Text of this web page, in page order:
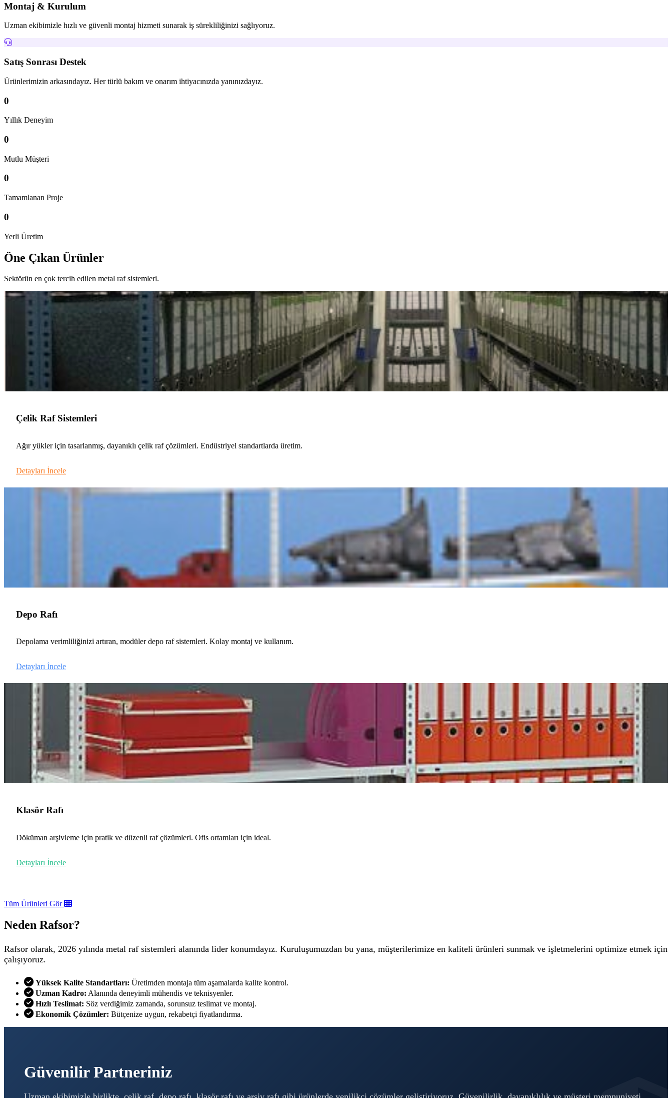
Montaj & Kurulum
Uzman ekibimizle hızlı ve güvenli montaj hizmeti sunarak iş sürekliliğinizi sağlıyoruz.
Satış Sonrası Destek
Ürünlerimizin arkasındayız. Her türlü bakım ve onarım ihtiyacınızda yanınızdayız.
0
Yıllık Deneyim
0
Mutlu Müşteri
0
Tamamlanan Proje
0
Yerli Üretim
Öne Çıkan Ürünler
Sektörün en çok tercih edilen metal raf sistemleri.
Çelik Raf Sistemleri
Ağır yükler için tasarlanmış, dayanıklı çelik raf çözümleri. Endüstriyel standartlarda üretim.
Detayları İncele
Depo Rafı
Depolama verimliliğinizi artıran, modüler depo raf sistemleri. Kolay montaj ve kullanım.
Detayları İncele
Klasör Rafı
Döküman arşivleme için pratik ve düzenli raf çözümleri. Ofis ortamları için ideal.
Detayları İncele
Tüm Ürünleri Gör
Neden Rafsor?
Rafsor olarak, 2026 yılında metal raf sistemleri alanında lider konumdayız. Kuruluşumuzdan bu yana, müşterilerimize en kaliteli ürünleri sunmak ve işletmelerini optimize etmek için
çalışıyoruz.
Yüksek Kalite Standartları: Üretimden montaja tüm aşamalarda kalite kontrol.
Uzman Kadro: Alanında deneyimli mühendis ve teknisyenler.
Hızlı Teslimat: Söz verdiğimiz zamanda, sorunsuz teslimat ve montaj.
Ekonomik Çözümler: Bütçenize uygun, rekabetçi fiyatlandırma.
Güvenilir Partneriniz